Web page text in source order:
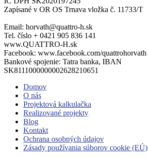
Zapísané v OR OS Trnava vložka č. 11733/T
Email: horvath@quattro-h.sk
Tel. číslo + 0421 905 836 141
www.QUATTRO-H.sk
Facebook: www.facebook.com/quattrohorvath
Bankové spojenie: Tatra banka, IBAN
SK8111000000002628210651
Domov
O nás
Projektová kalkulačka
Realizované projekty
Blog
Kontakt
Ochrana osobných údajov
Zásady používania súborov cookie (EÚ)